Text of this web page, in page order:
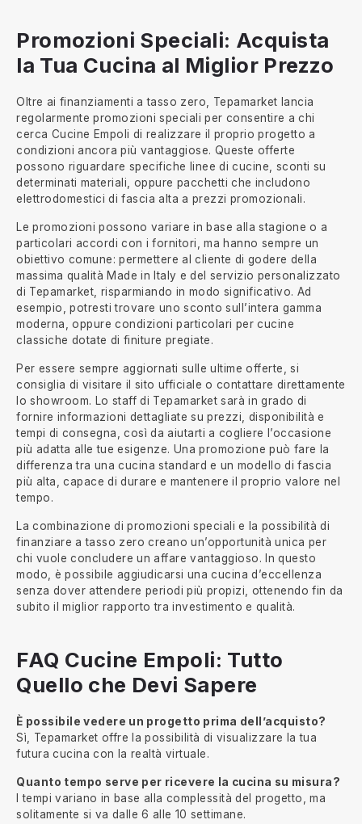
Promozioni Speciali: Acquista
la Tua Cucina al Miglior Prezzo
Oltre ai finanziamenti a tasso zero, Tepamarket lancia
regolarmente promozioni speciali per consentire a chi
cerca Cucine Empoli di realizzare il proprio progetto a
condizioni ancora più vantaggiose. Queste offerte
possono riguardare specifiche linee di cucine, sconti su
determinati materiali, oppure pacchetti che includono
elettrodomestici di fascia alta a prezzi promozionali.
Le promozioni possono variare in base alla stagione o a
particolari accordi con i fornitori, ma hanno sempre un
obiettivo comune: permettere al cliente di godere della
massima qualità Made in Italy e del servizio personalizzato
di Tepamarket, risparmiando in modo significativo. Ad
esempio, potresti trovare uno sconto sull’intera gamma
moderna, oppure condizioni particolari per cucine
classiche dotate di finiture pregiate.
Per essere sempre aggiornati sulle ultime offerte, si
consiglia di visitare il sito ufficiale o contattare direttamente
lo showroom. Lo staff di Tepamarket sarà in grado di
fornire informazioni dettagliate su prezzi, disponibilità e
tempi di consegna, così da aiutarti a cogliere l’occasione
più adatta alle tue esigenze. Una promozione può fare la
differenza tra una cucina standard e un modello di fascia
più alta, capace di durare e mantenere il proprio valore nel
tempo.
La combinazione di promozioni speciali e la possibilità di
finanziare a tasso zero creano un’opportunità unica per
chi vuole concludere un affare vantaggioso. In questo
modo, è possibile aggiudicarsi una cucina d’eccellenza
senza dover attendere periodi più propizi, ottenendo fin da
subito il miglior rapporto tra investimento e qualità.
FAQ Cucine Empoli: Tutto
Quello che Devi Sapere
È possibile vedere un progetto prima dell’acquisto?
Sì, Tepamarket offre la possibilità di visualizzare la tua
futura cucina con la realtà virtuale.
Quanto tempo serve per ricevere la cucina su misura?
I tempi variano in base alla complessità del progetto, ma
solitamente si va dalle 6 alle 10 settimane.